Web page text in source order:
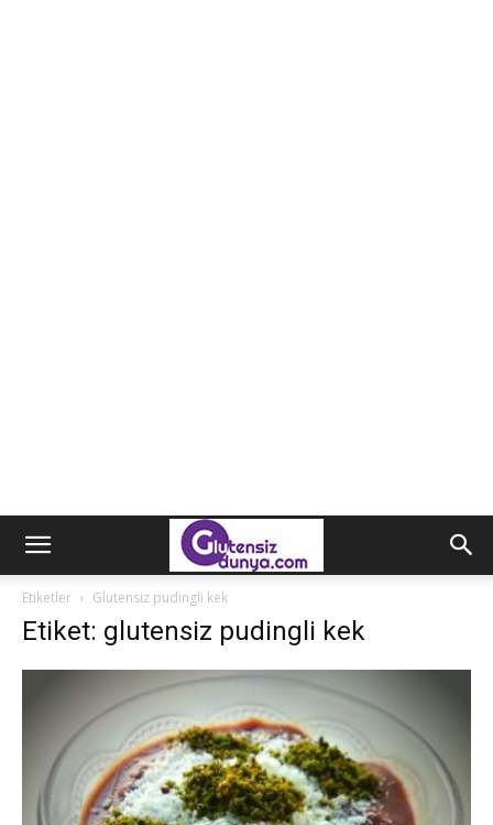
Etiketler Glutensiz pudingli kek
Etiket: glutensiz pudingli kek